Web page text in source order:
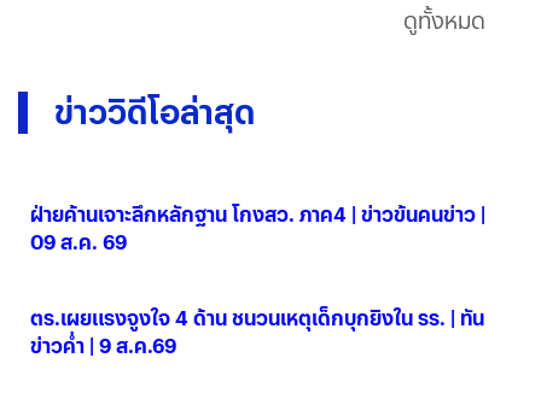
ดูทั้งหมด
ข่าววิดีโอล่าสุด
ฝ่ายค้านเจาะลึกหลักฐาน โกงสว. ภาค4 | ข่าวข้นคนข่าว |
09 ส.ค. 69
ตร.เผยแรงจูงใจ 4 ด้าน ชนวนเหตุเด็กบุกยิงใน รร. | ทัน
ข่าวค่ำ | 9 ส.ค.69